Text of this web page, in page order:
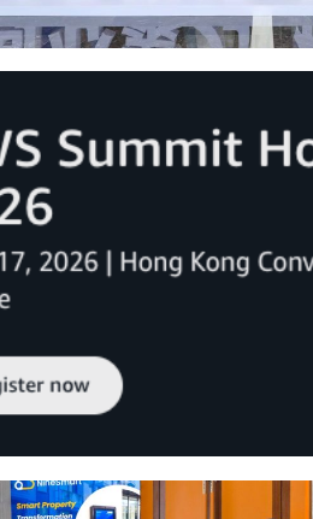
Joined the 2026 Zhejiang
將於 AWS Hong Kong Summit